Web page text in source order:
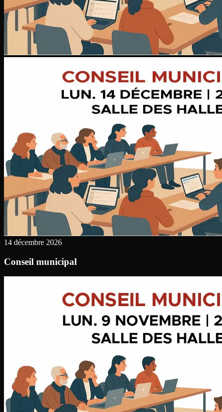
14 décembre 2026
Conseil municipal